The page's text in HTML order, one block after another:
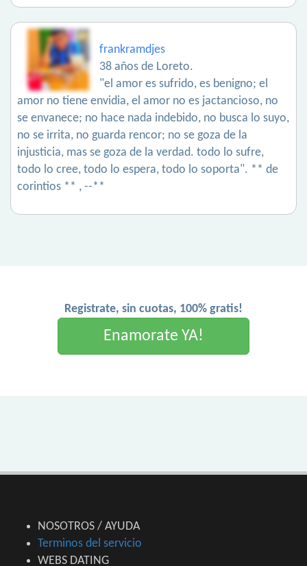
frankramdjes
38 años de Loreto.
"el amor es sufrido, es benigno; el
amor no tiene envidia, el amor no es jactancioso, no
se envanece; no hace nada indebido, no busca lo suyo,
no se irrita, no guarda rencor; no se goza de la
injusticia, mas se goza de la verdad. todo lo sufre,
todo lo cree, todo lo espera, todo lo soporta". ** de
corintios ** , --**
Registrate, sin cuotas, 100% gratis!
Enamorate YA!
NOSOTROS / AYUDA
Terminos del servicio
WEBS DATING